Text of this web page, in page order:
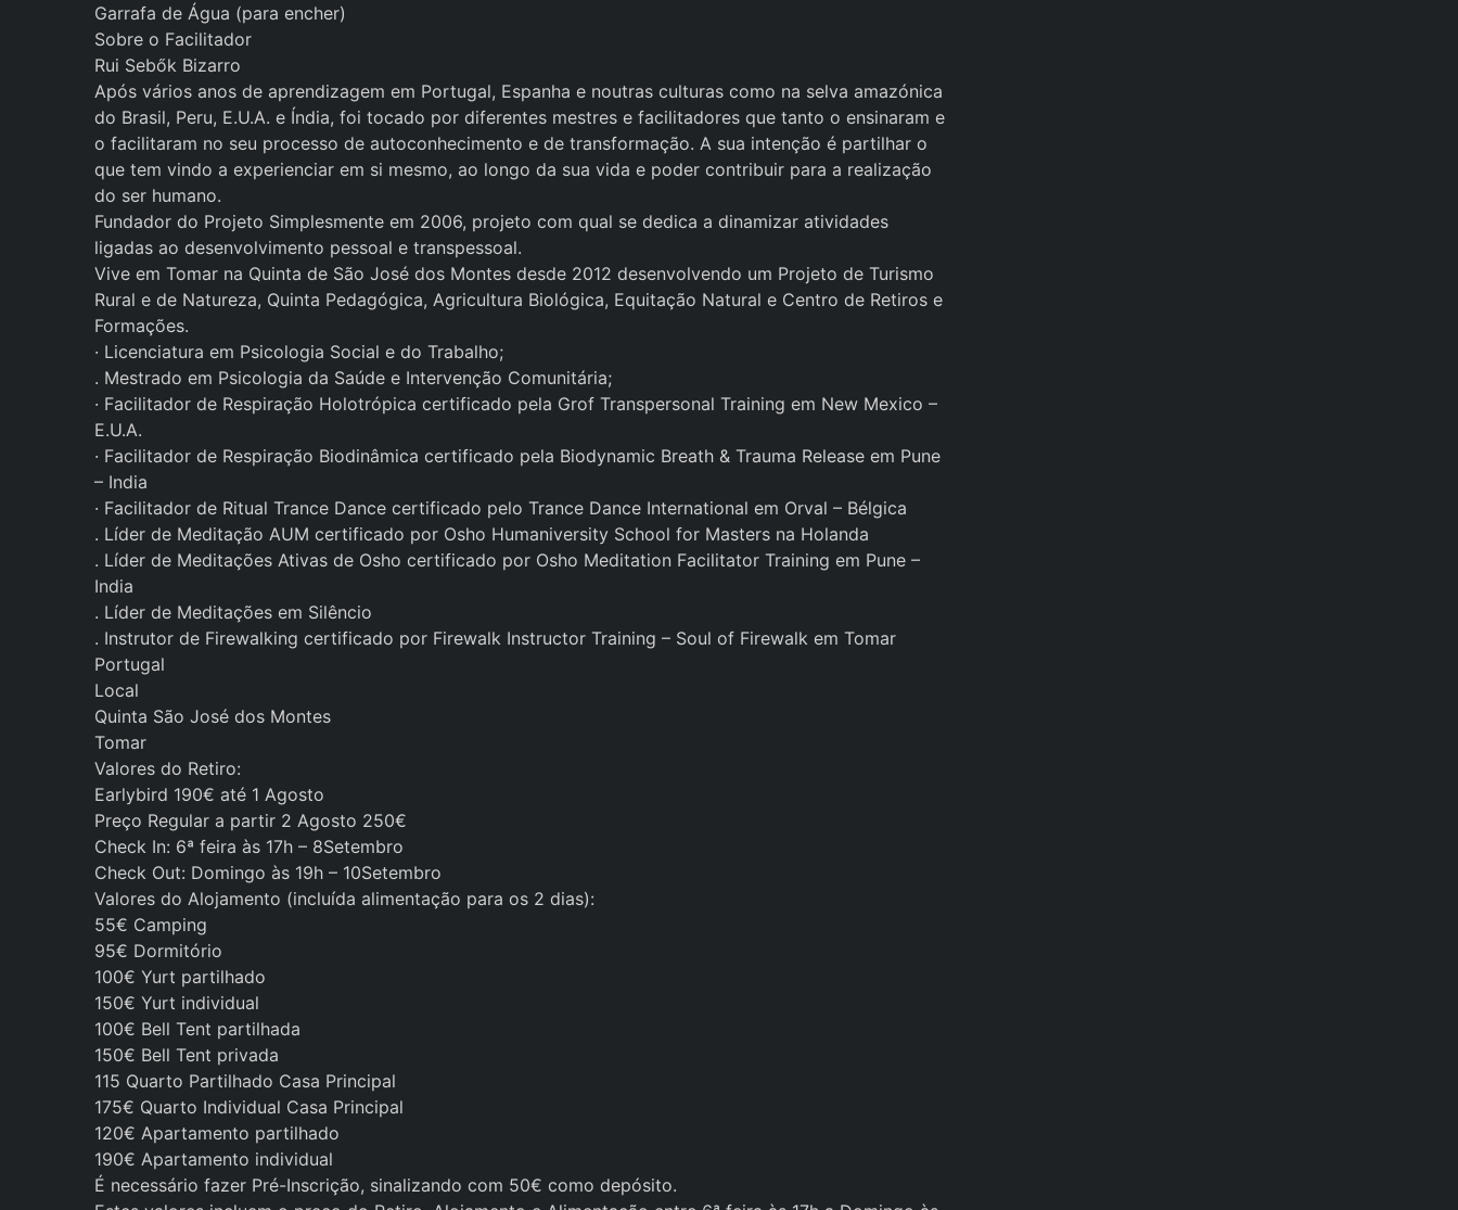
Garrafa de Água (para encher)
Sobre o Facilitador
Rui Sebők Bizarro
Após vários anos de aprendizagem em Portugal, Espanha e noutras culturas como na selva amazónica
do Brasil, Peru, E.U.A. e Índia, foi tocado por diferentes mestres e facilitadores que tanto o ensinaram e
o facilitaram no seu processo de autoconhecimento e de transformação. A sua intenção é partilhar o
que tem vindo a experienciar em si mesmo, ao longo da sua vida e poder contribuir para a realização
do ser humano.
Fundador do Projeto Simplesmente em 2006, projeto com qual se dedica a dinamizar atividades
ligadas ao desenvolvimento pessoal e transpessoal.
Vive em Tomar na Quinta de São José dos Montes desde 2012 desenvolvendo um Projeto de Turismo
Rural e de Natureza, Quinta Pedagógica, Agricultura Biológica, Equitação Natural e Centro de Retiros e
Formações.
· Licenciatura em Psicologia Social e do Trabalho;
. Mestrado em Psicologia da Saúde e Intervenção Comunitária;
· Facilitador de Respiração Holotrópica certificado pela Grof Transpersonal Training em New Mexico –
E.U.A.
· Facilitador de Respiração Biodinâmica certificado pela Biodynamic Breath & Trauma Release em Pune
– India
· Facilitador de Ritual Trance Dance certificado pelo Trance Dance International em Orval – Bélgica
. Líder de Meditação AUM certificado por Osho Humaniversity School for Masters na Holanda
. Líder de Meditações Ativas de Osho certificado por Osho Meditation Facilitator Training em Pune –
India
. Líder de Meditações em Silêncio
. Instrutor de Firewalking certificado por Firewalk Instructor Training – Soul of Firewalk em Tomar
Portugal
Local
Quinta São José dos Montes
Tomar
Valores do Retiro:
Earlybird 190€ até 1 Agosto
Preço Regular a partir 2 Agosto 250€
Check In: 6ª feira às 17h – 8Setembro
Check Out: Domingo às 19h – 10Setembro
Valores do Alojamento (incluída alimentação para os 2 dias):
55€ Camping
95€ Dormitório
100€ Yurt partilhado
150€ Yurt individual
100€ Bell Tent partilhada
150€ Bell Tent privada
115 Quarto Partilhado Casa Principal
175€ Quarto Individual Casa Principal
120€ Apartamento partilhado
190€ Apartamento individual
É necessário fazer Pré-Inscrição, sinalizando com 50€ como depósito.